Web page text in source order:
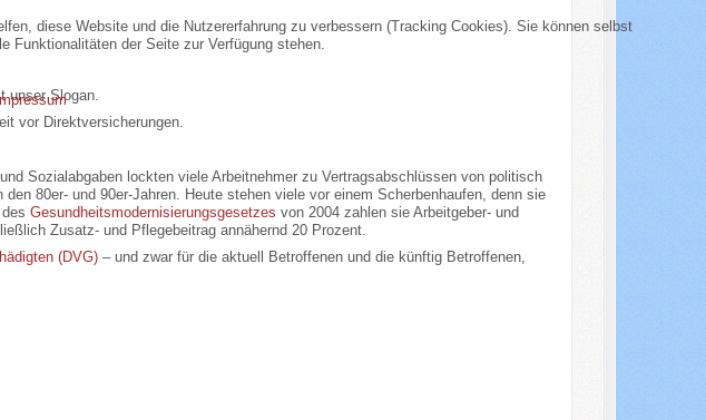
unser Slogan.
vor Direktversicherungen.
Sozialabgaben lockten viele Arbeitnehmer zu Vertragsabschlüssen von politisch
80er- und 90er-Jahren. Heute stehen viele vor einem Scherbenhaufen, denn sie
Gesundheitsmodernisierungsgesetzes von 2004 zahlen sie Arbeitgeber- und
Zusatz- und Pflegebeitrag annähernd 20 Prozent.
(DVG)– und zwar für die aktuell Betroffenen und die künftig Betroffenen,
diese Website und die Nutzererfahrung zu verbessern (Tracking Cookies). Sie können selbst
der Seite zur Verfügung stehen.